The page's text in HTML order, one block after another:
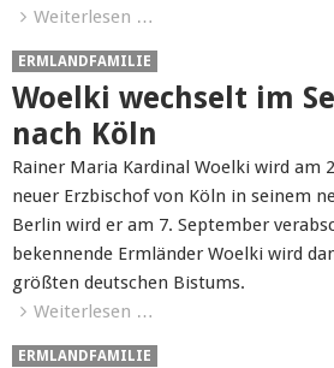
Weiterlesen …
ERMLANDFAMILIE
Woelki wechselt im
nach Köln
Rainer Maria Kardinal Woelki wird am
neuer Erzbischof von Köln in seinem
Berlin wird er am 7. September
bekennende Ermländer Woelki wird
größten deutschen Bistums.
Weiterlesen …
ERMLANDFAMILIE